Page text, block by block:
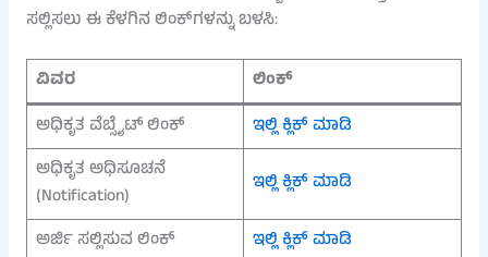
ಸಲ್ಲಿಸಲು ಈ ಕೆಳಗಿನ ಲಿಂಕ್‌ಗಳನ್ನು ಬಳಸಿ:
ವಿವರ
ಲಿಂಕ್
ಅಧಿಕೃತ ವೆಬ್ಸೈಟ್ ಲಿಂಕ್
ಇಲ್ಲಿ ಕ್ಲಿಕ್ಮಾಡಿ
ಅಧಿಕೃತ ಅಧಿಸೂಚನೆ
(Notification)
ಇಲ್ಲಿ ಕ್ಲಿಕ್ ಮಾಡಿ
ಅರ್ಜಿ ಸಲ್ಲಿಸುವ ಲಿಂಕ್ ಇಲ್ಲಿ ಕ್ಲಿಕ್ ಮಾಡಿ